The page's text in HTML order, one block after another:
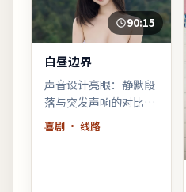
90:15
白昼边界
声音设计亮眼：静默段
落与突发声响的对比，
强化了不安感；建议佩
戴耳机或好音响观看。
喜剧· 线路